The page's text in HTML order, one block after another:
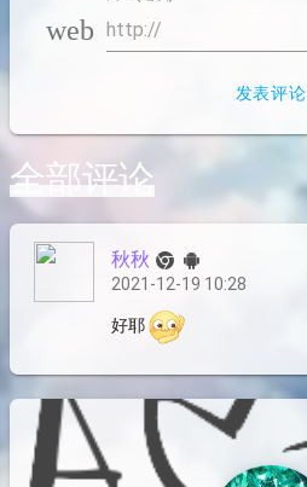
web
发表评论
全部评论
秋秋
2021-12-19 10:28
好耶